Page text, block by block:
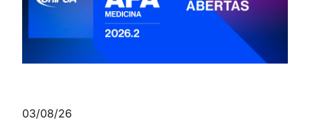
03/08/26